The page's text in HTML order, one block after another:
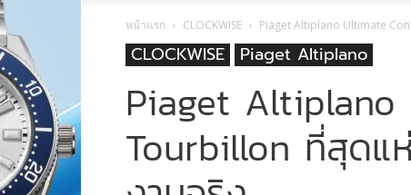
หน้าแรก CLOCKWISE Piaget Altiplano Ultimate
CLOCKWISE Piaget Altiplano
Piaget
Tourbillon ที่สุดแ